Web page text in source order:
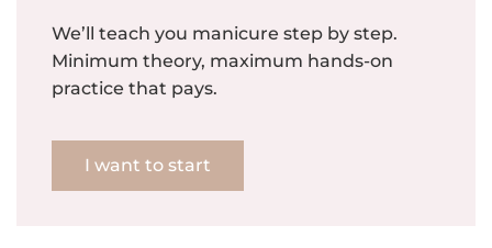
We’ll teach you manicure step by step.
Minimum theory, maximum hands-on
practice that pays.
I want to start